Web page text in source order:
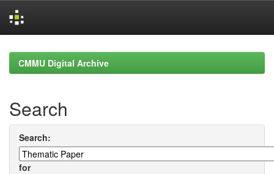
navigationCMMU Digital Archive
Search
Search:
for